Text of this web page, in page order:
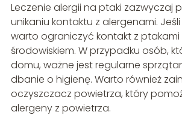
Leczenie alergii na ptaki zazwyczaj
unikaniu kontaktu z alergenami.
warto ograniczyć kontakt z ptakami
środowiskiem. W przypadku osób,
domu, ważne jest regularne
dbanie o higienę. Warto również
oczyszczacz powietrza, który
alergeny z powietrza.